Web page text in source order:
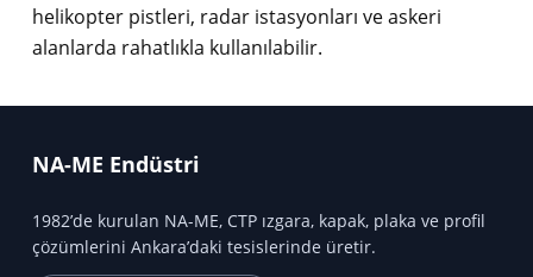
helikopter pistleri, radar istasyonları ve askeri
alanlarda rahatlıkla kullanılabilir.
NA-ME Endüstri
1982’de kurulan NA-ME, CTP ızgara, kapak, plaka ve profil
çözümlerini Ankara’daki tesislerinde üretir.